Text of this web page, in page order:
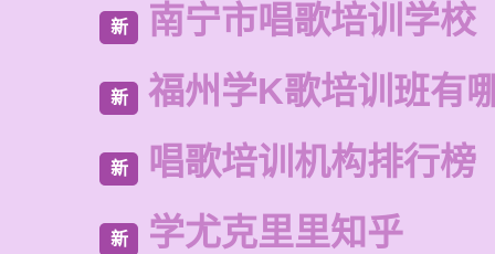
新 南宁市唱歌培训学校
新 福州学K歌培训班有
新 唱歌培训机构排行榜
新 学尤克里里知乎